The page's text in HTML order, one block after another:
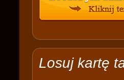
Losuj kartę